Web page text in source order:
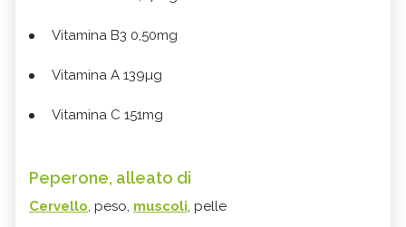
Vitamina B3 0,50mg
Vitamina A 139µg
Vitamina C 151mg
Peperone, alleato di
Cervello, peso, muscoli, pelle